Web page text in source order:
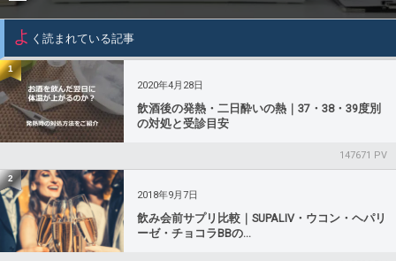
よ く読まれている記事
1
2020年4月28日
飲酒後の発熱・二日酔いの熱｜37・38・39度別
の対処と受診目安
147671 PV
2
2018年9月7日
飲み会前サプリ比較｜SUPALIV・ウコン・ヘパリ
ーゼ・チョコラBBの...
その他